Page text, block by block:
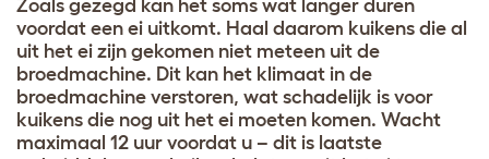
Zoals gezegd kan het soms wat langer duren
voordat een ei uitkomt. Haal daarom kuikens die al
uit het ei zijn gekomen niet meteen uit de
broedmachine. Dit kan het klimaat in de
broedmachine verstoren, wat schadelijk is voor
kuikens die nog uit het ei moeten komen. Wacht
maximaal 12 uur voordat u – dit is laatste